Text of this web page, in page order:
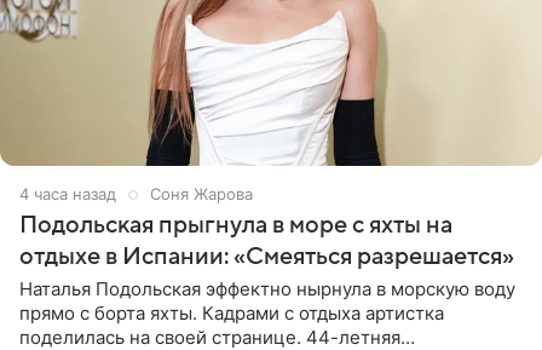
4 часа назад Соня Жарова
Подольская прыгнула в море с яхты на
отдыхе в Испании: «Смеяться разрешается»
Наталья Подольская эффектно нырнула в морскую воду
прямо с борта яхты. Кадрами с отдыха артистка
поделилась на своей странице. 44-летняя